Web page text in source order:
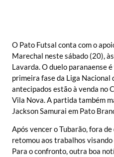
O Pato Futsal conta com o
Marechal neste sábado (20),
Lavarda. O duelo paranaense
primeira fase da Liga Nacional
antecipados estão à venda no
Vila Nova. A partida também
Jackson Samurai em Pato
Após vencer o Tubarão, fora
retomou aos trabalhos
Para o confronto, outra boa